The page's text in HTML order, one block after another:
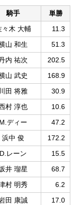
騎手 単勝
々木 大輔
11.3
山 和生 51.3
内 祐次
202.5
山 武史 168.9
川田 将雅
30.9
村 淳也 10.6
M.ディー
47.2
浜中 俊 172.2
D.レーン
15.5
井 瑠星 68.7
村 明秀
6.2
田 康誠 17.0